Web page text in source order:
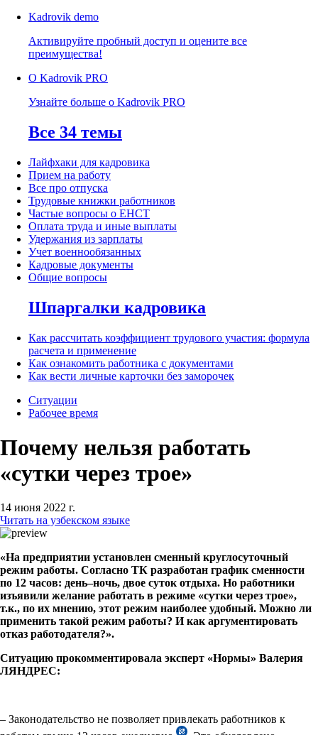
Kadrovik demo
Активируйте пробный доступ и оцените все
преимущества!
О Kadrovik PRO
Узнайте больше о Kadrovik PRO
Все 34 темы
Лайфхаки для кадровика
Прием на работу
Все про отпуска
Трудовые книжки работников
Частые вопросы о ЕНСТ
Оплата труда и иные выплаты
Удержания из зарплаты
Учет военнообязанных
Кадровые документы
Общие вопросы
Шпаргалки кадровика
Как рассчитать коэффициент трудового участия: формула
расчета и применение
Как ознакомить работника с документами
Как вести личные карточки без заморочек
Ситуации
Рабочее время
Почему нельзя работать
«сутки через трое»
14 июня 2022 г.
Читать на узбекском языке
«На предприятии установлен сменный круглосуточный
режим работы. Согласно ТК разработан график сменности
по 12 часов: день–ночь, двое суток отдыха. Но работники
изъявили желание работать в режиме «сутки через трое»,
т.к., по их мнению, этот режим наиболее удобный. Можно ли
применить такой режим работы? И как аргументировать
отказ работодателя?».
Ситуацию прокомментировала эксперт «Нормы» Валерия
ЛЯНДРЕС:
– Законодательство не позволяет привлекать работников к